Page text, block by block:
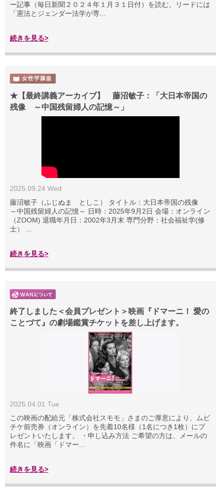
ー記事（毎日新聞２０２４年１月３１日付）を読む。リードには
「憲法とジェンダー法学が専...
続きを見る>
★【最終講義アーカイブ】 藤沼敏子：「大日本帝国の
残像 ～中国残留婦人の記憶～」
2025.09.24 Wed
藤沼敏子（ふじぬま としこ） タイトル：大日本帝国の残像
～中国残留婦人の記憶～ 日時：2025年9月2日 会場：オンライン
（ZOOM) 退職年月日：2002年3月末 専門分野：社会福祉学(修
士） ...
続きを見る>
終了しました＜会員プレゼント＞映画『ドマーニ！ 愛の
ことづて』の劇場鑑賞チケットを差し上げます。
2025.04.01 Tue
この映画の配給元「株式会社スモモ」さまのご厚意により、ムビ
チケ前売券（オンライン）を先着10名様（1名につき1枚）にプ
レゼントいたします。 ・申し込み方法 ご希望の方は、メールの
件名に「映画「ドマー...
続きを見る>